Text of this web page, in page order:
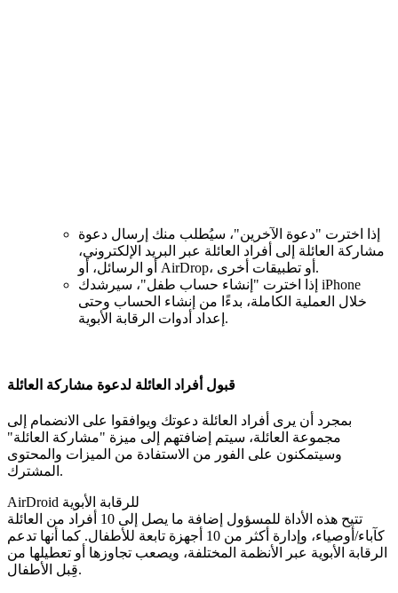
إذا اخترت "دعوة الآخرين"، سيُطلب منك إرسال دعوة
مشاركة العائلة إلى أفراد العائلة عبر البريد الإلكتروني،
أو الرسائل، أو AirDrop، أو تطبيقات أخرى.
إذا اخترت "إنشاء حساب طفل"، سيرشدك iPhone
خلال العملية الكاملة، بدءًا من إنشاء الحساب وحتى
إعداد أدوات الرقابة الأبوية.
قبول أفراد العائلة لدعوة مشاركة العائلة
بمجرد أن يرى أفراد العائلة دعوتك ويوافقوا على الانضمام إلى
مجموعة العائلة، سيتم إضافتهم إلى ميزة "مشاركة العائلة"
وسيتمكنون على الفور من الاستفادة من الميزات والمحتوى
المشترك.
AirDroid للرقابة الأبوية
تتيح هذه الأداة للمسؤول إضافة ما يصل إلى 10 أفراد من العائلة
كآباء/أوصياء، وإدارة أكثر من 10 أجهزة تابعة للأطفال. كما أنها تدعم
الرقابة الأبوية عبر الأنظمة المختلفة، ويصعب تجاوزها أو تعطيلها من
قِبل الأطفال.